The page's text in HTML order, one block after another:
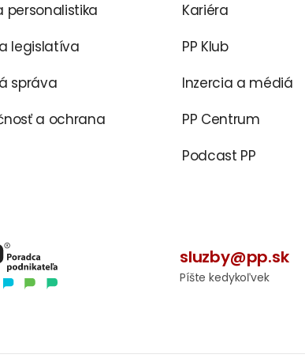
personalistika
legislatíva
správa
a ochrana
Kariéra
PP Klub
Inzercia a médiá
PP Centrum
Podcast PP
sluzby@pp.sk
Píšte kedykoľvek